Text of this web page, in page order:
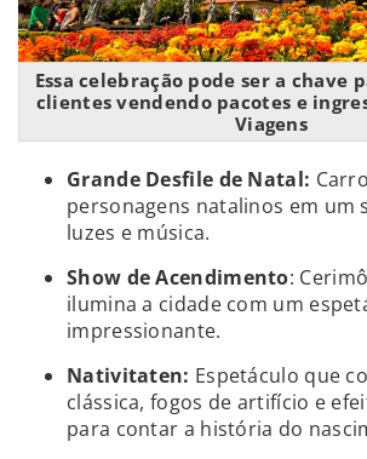
Essa celebração pode ser a chave
clientes vendendo pacotes e
Viagens
Grande Desfile de Natal:
personagens natalinos em um
luzes e música.
Show de Acendimento:
ilumina a cidade com um
impressionante.
Nativitaten: Espetáculo que
clássica, fogos de artifício e
para contar a história do